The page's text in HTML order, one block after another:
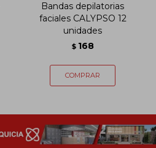
Bandas depilatorias
faciales CALYPSO 12
unidades
$ 168